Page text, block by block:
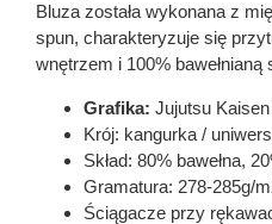
Bluza została wykonana z
spun, charakteryzuje się
wnętrzem i 100% bawełnianą
Grafika: Jujutsu
Krój: kangurka /
Skład: 80% bawełna,
Gramatura: 278-285g/
Ściągacze przy